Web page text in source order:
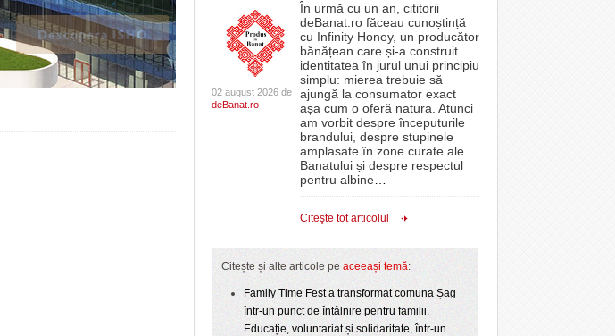
02 august 2026 de
deBanat.ro
În urmă cu un an, cititorii
deBanat.ro făceau cunoștință
cu Infinity Honey, un producător
bănățean care și-a construit
identitatea în jurul unui principiu
simplu: mierea trebuie să
ajungă la consumator exact
așa cum o oferă natura. Atunci
am vorbit despre începuturile
brandului, despre stupinele
amplasate în zone curate ale
Banatului și despre respectul
pentru albine
Citeşte tot articolul
Citește și alte articole pe aceeași temă:
Family Time Fest a transformat comuna Șag
într-un punct de întâlnire pentru familii.
Educație, voluntariat și solidaritate, într-un